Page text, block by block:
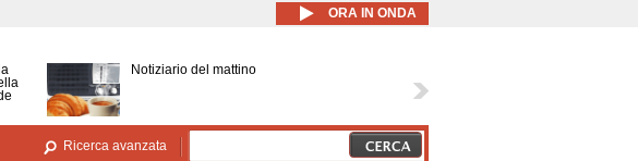
principale ORA IN ONDA
Notiziario del mattino
Ricerca avanzata